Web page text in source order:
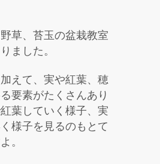
草、苔玉の盆栽教室
ました。
えて、実や紅葉、穂
要素がたくさんあり
葉していく様子、実
様子を見るのもとて
。